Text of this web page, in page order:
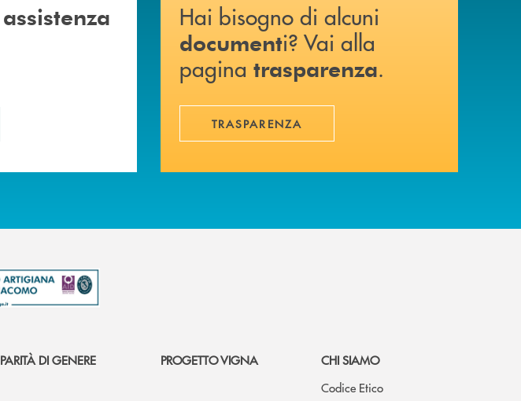
assistenza Hai bisogno di alcuni
documenti? Vai alla
pagina trasparenza.
TRASPARENZA
PARITÀ DI GENERE PROGETTO VIGNA
CHI SIAMO
Codice Etico